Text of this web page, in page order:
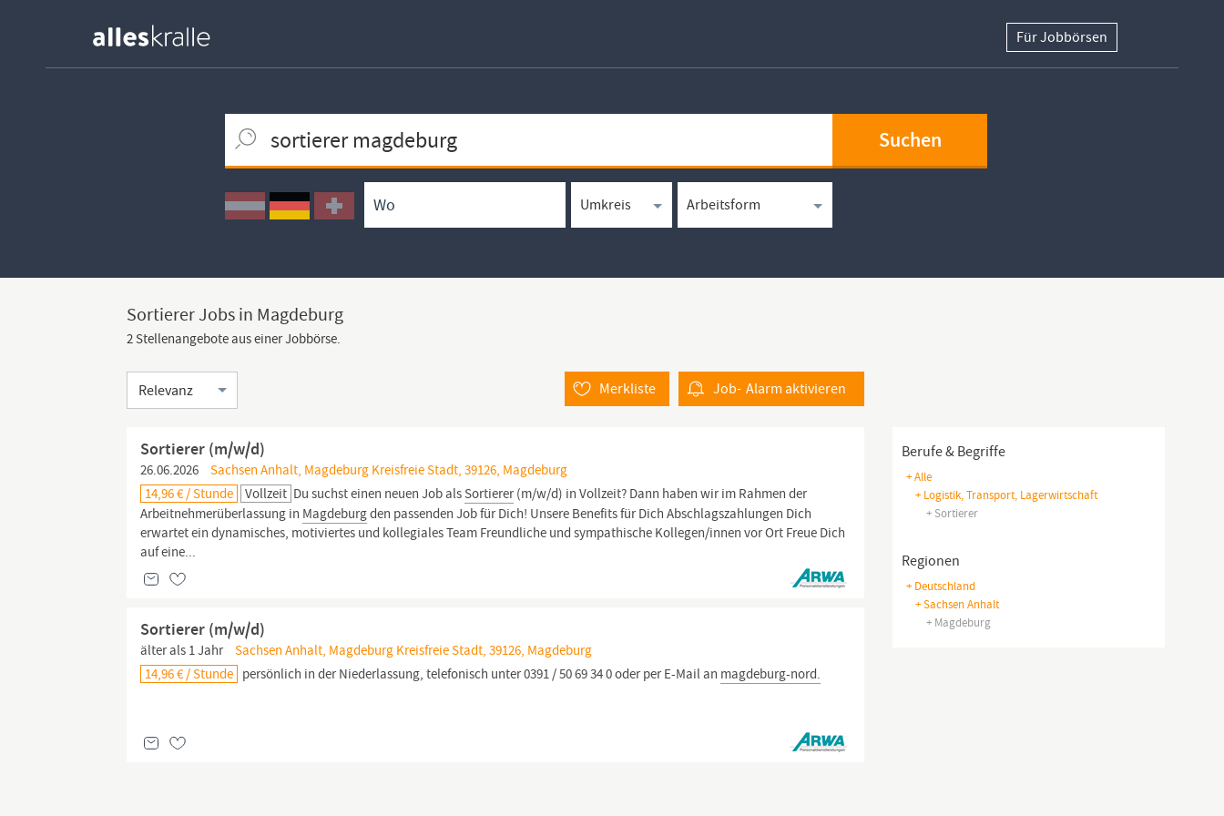
Für Jobbörsen
Ortssuche
Umkreissuche
Arbeitsform
Berufe & Begriffe
+ Alle
+ Logistik, Transport, Lagerwirtschaft
+ Sortierer
Regionen
+ Deutschland
+ Sachsen Anhalt
+ Magdeburg
Sortierer Jobs in Magdeburg
2 Stellenangebote aus einer Jobbörse.
Sortierung Job- Alarmaktivieren
Merkliste
Sortierer (m/w/d)
26.06.2026
Sachsen Anhalt, Magdeburg Kreisfreie Stadt, 39126, Magdeburg
14,96 € / Stunde
Vollzeit Du suchst einen neuen Job als Sortierer(m/w/d) in Vollzeit? Dann haben wir im Rahmen der
Arbeitnehmerüberlassung in Magdeburgden passenden Job für Dich! Unsere Benefits für Dich Abschlagszahlungen Dich
erwartet ein dynamisches, motiviertes und kollegiales Team Freundliche und sympathische Kollegen/innen vor Ort Freue Dich
auf eine...
Sortierer (m/w/d)
älter als 1 Jahr
Sachsen Anhalt, Magdeburg Kreisfreie Stadt, 39126, Magdeburg
14,96 € / Stunde persönlich in der Niederlassung, telefonisch unter 0391 / 50 69 34 0 oder per E-Mail an magdeburg-nord.